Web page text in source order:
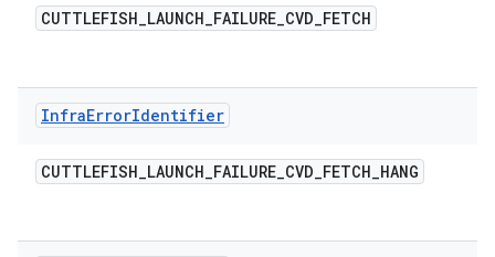
CUTTLEFISH_LAUNCH_FAILURE_CVD_FETCH
InfraErrorIdentifier
CUTTLEFISH_LAUNCH_FAILURE_CVD_FETCH_HANG